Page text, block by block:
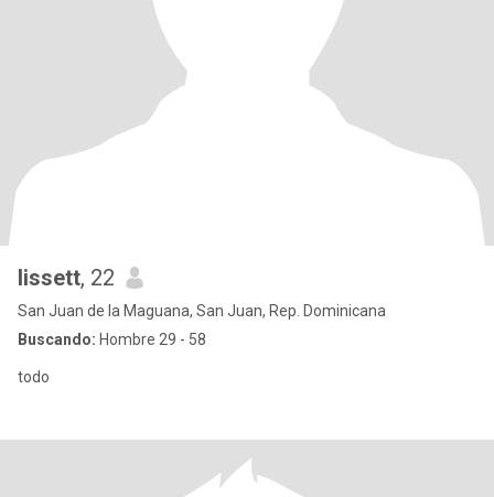
lissett, 22
San Juan de la Maguana, San Juan, Rep. Dominicana
Buscando: Hombre 29 - 58
todo